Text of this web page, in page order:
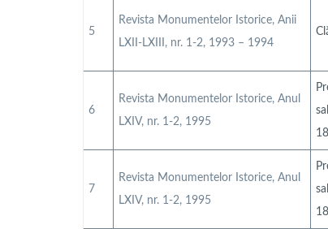
5
Revista Monumentelor Istorice, Anii
LXII-LXIII, nr. 1-2, 1993 – 1994
6
Revista Monumentelor Istorice, Anul
LXIV, nr. 1-2, 1995
7
Revista Monumentelor Istorice, Anul
LXIV, nr. 1-2, 1995